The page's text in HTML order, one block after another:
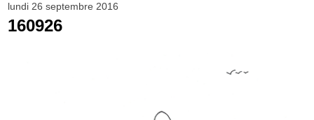
lundi 26 septembre 2016
160926